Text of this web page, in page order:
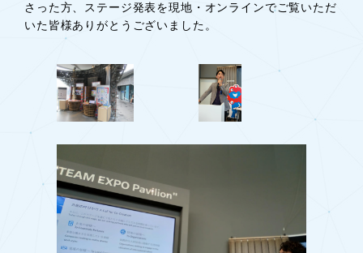
さった方、ステージ発表を現地・オンラインでご覧いただ
いた皆様ありがとうございました。